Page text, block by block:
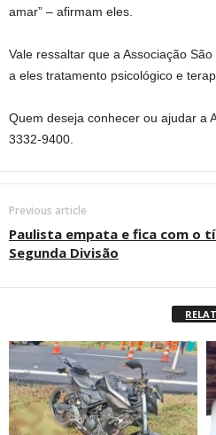
amar” – afirmam eles.
Vale ressaltar que a Associação
a eles tratamento psicológico e
Quem deseja conhecer ou ajudar a
3332-9400.
Previous article
Paulista empata e fica com o
Segunda Divisão